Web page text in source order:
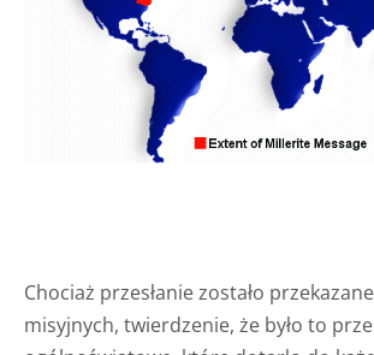
Chociaż przesłanie zostało
misyjnych, twierdzenie, że było to